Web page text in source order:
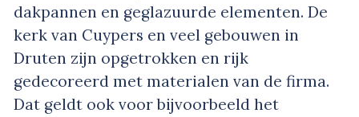
dakpannen en geglazuurde elementen. De
kerk van Cuypers en veel gebouwen in
Druten zijn opgetrokken en rijk
gedecoreerd met materialen van de firma.
Dat geldt ook voor bijvoorbeeld het